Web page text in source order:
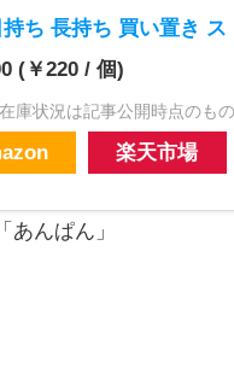
持ち 長持ち 買い置き ス
(￥220 / 個)
庫状況は記事公開時点のも
楽天市場
あんぱん」